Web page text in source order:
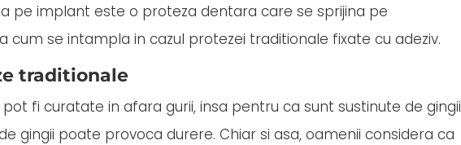
pe implant este o proteza dentara care se sprijina pe
cum se intampla in cazul protezei traditionale fixate cu adeziv.
traditionale
fi curatate in afara gurii, insa pentru ca sunt sustinute de gingii
gingii poate provoca durere. Chiar si asa, oamenii considera ca